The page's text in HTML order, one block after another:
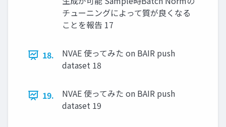
チューニングによって質が良くなる
ことを報告 17
18.
NVAE 使ってみた on BAIR push
dataset 18
19.
NVAE 使ってみた on BAIR push
dataset 19